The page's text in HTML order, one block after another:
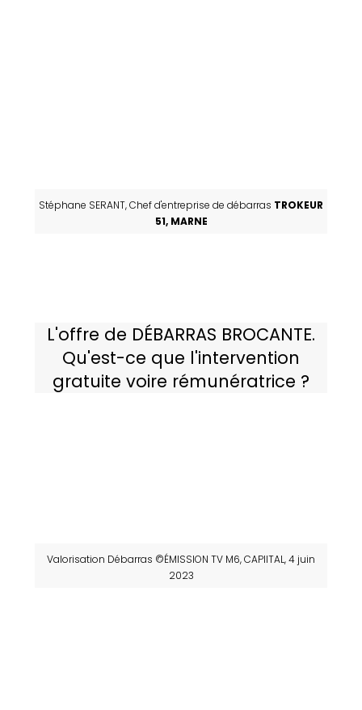
Stéphane SERANT, Chef d'entreprise de débarras TROKEUR
51, MARNE
L'offre de DÉBARRAS BROCANTE.
Qu'est-ce que l'intervention
gratuite voire rémunératrice ?
Valorisation Débarras ©ÉMISSION TV M6, CAPIITAL, 4 juin
2023